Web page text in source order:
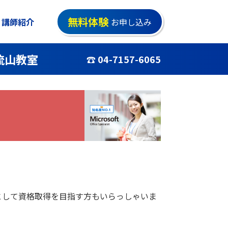
講師紹介 無料体験 お申し込み
山教室 ☎ 04-7157-6065
て資格取得を目指す方もいらっしゃいま